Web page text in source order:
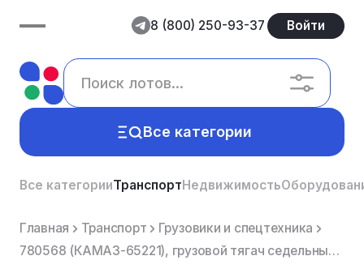
8 (800) 250-93-37 Войти
Все категории
Все категорииТранспортНедвижимость
Главная Транспорт
Грузовики и спецтехника
780568 (КАМАЗ-65221), грузовой тягач седельный, 2013 г.в., VIN: Z9L780568D0000002, шасси (рама) XTC6...